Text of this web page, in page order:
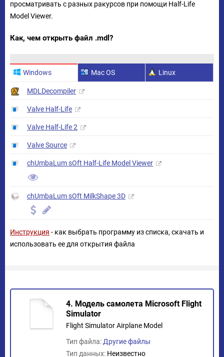
просматривать с разных ракурсов при помощи Half-Life
Model Viewer.
Как, чем открыть файл .mdl?
Windows Mac OS Linux
MDLDecompiler
Valve Half-Life
Valve Half-Life 2
Valve Source
chUmbaLum sOft Half-Life Model Viewer
chUmbaLum sOft MilkShape 3D
Инструкция - как выбрать программу из списка, скачать и
использовать ее для открытия файла
4. Модель самолета Microsoft Flight
Simulator
Flight Simulator Airplane Model
Тип файла: Другие файлы
Тип данных: Неизвестно